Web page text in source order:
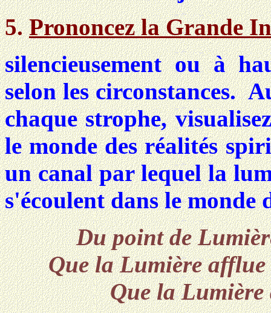
5.Prononcez la Grande
silencieusement ou à
selon les circonstances.
chaque strophe,
le monde des réalités
un canal par lequel la
s'écoulent dans le monde
Du point de
Que la Lumière afflue
Que la Lumière